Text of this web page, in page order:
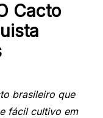
Cacto
brasileiro que
fácil cultivo em